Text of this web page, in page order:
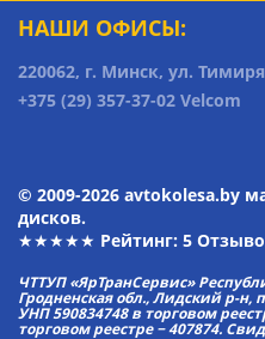
НАШИ ОФИСЫ:
220062, г. Минск, ул.
+375 (29) 357-37-02 Velcom
© 2009-2026 avtokolesa.by
дисков.
★★★★★ Рейтинг: 5
ЧТТУП «ЯрТранСервис»
Гродненская обл., Лидский р-н,
УНП 590834748 в торговом
торговом реестре − 407874.